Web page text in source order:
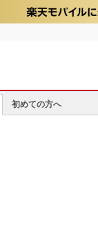
初めての方へ